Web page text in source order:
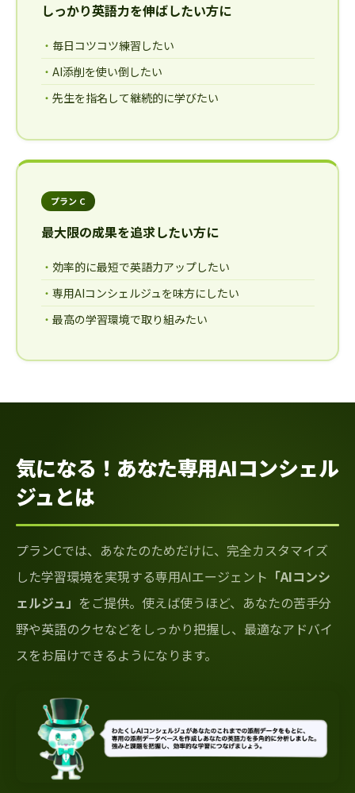
しっかり英語力を伸ばしたい方に
毎日コツコツ練習したい
AI添削を使い倒したい
先生を指名して継続的に学びたい
プラン C
最大限の成果を追求したい方に
効率的に最短で英語力アップしたい
専用AIコンシェルジュを味方にしたい
最高の学習環境で取り組みたい
気になる！あなた専用AIコンシェル
ジュとは
プランCでは、あなたのためだけに、完全カスタマイズ
した学習環境を実現する専用AIエージェント 「AIコンシ
ェルジュ」 をご提供。使えば使うほど、あなたの苦手分
野や英語のクセなどをしっかり把握し、最適なアドバイ
スをお届けできるようになります。